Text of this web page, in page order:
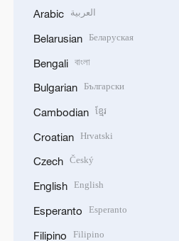
Arabic العربية
Belarusian Беларуская
Bengali বাংলা
Bulgarian Български
Cambodian ខ្មែរ
Croatian Hrvatski
Czech Český
English English
Esperanto Esperanto
Filipino Filipino